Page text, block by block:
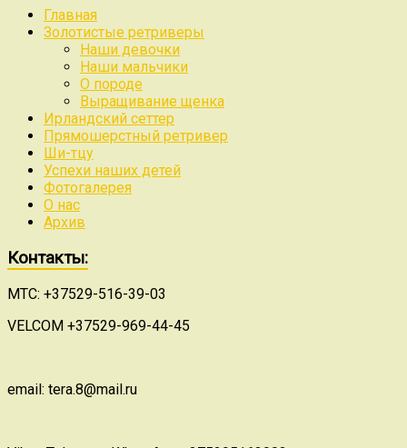
Главная
Золотистые ретриверы
Наши девочки
Наши мальчики
О породе
Выращивание щенка
Ирландский сеттер
Прямошерстный ретривер
Ши-тцу
Успехи наших детей
Фотогалерея
О нас
Архив
Контакты:
МТС: +37529-516-39-03
VELCOM +37529-969-44-45
email: tera.8@mail.ru